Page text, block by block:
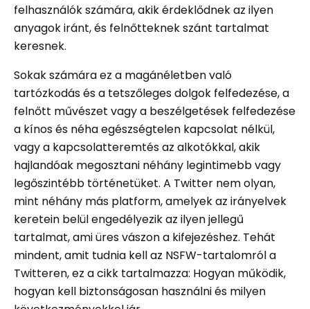
felhasználók számára, akik érdeklődnek az ilyen
anyagok iránt, és felnőtteknek szánt tartalmat
keresnek.
Sokak számára ez a magánéletben való
tartózkodás és a tetszőleges dolgok felfedezése, a
felnőtt művészet vagy a beszélgetések felfedezése
a kínos és néha egészségtelen kapcsolat nélkül,
vagy a kapcsolatteremtés az alkotókkal, akik
hajlandóak megosztani néhány legintimebb vagy
legőszintébb történetüket. A Twitter nem olyan,
mint néhány más platform, amelyek az irányelvek
keretein belül engedélyezik az ilyen jellegű
tartalmat, ami üres vászon a kifejezéshez. Tehát
mindent, amit tudnia kell az NSFW-tartalomról a
Twitteren, ez a cikk tartalmazza: Hogyan működik,
hogyan kell biztonságosan használni és milyen